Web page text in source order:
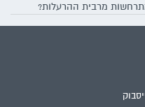
מתרחשות מרבית ההרעלות?